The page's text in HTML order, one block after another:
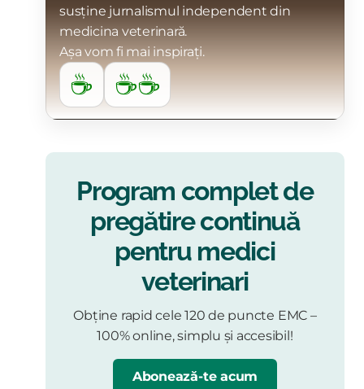
susține jurnalismul independent din
medicina veterinară.
Așa vom fi mai inspirați.
☕ ☕☕
Program complet de
pregătire continuă
pentru medici
veterinari
Obține rapid cele 120 de puncte EMC –
100% online, simplu și accesibil!
Abonează-te acum